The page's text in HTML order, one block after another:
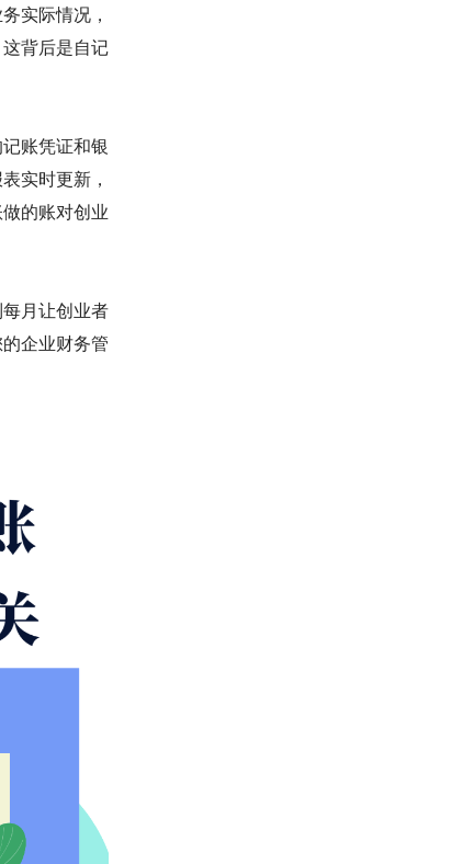
实际情况，
背后是自记
账凭证和银
实时更新，
的账对创业
月让创业者
企业财务管